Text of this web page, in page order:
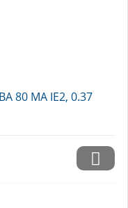
80 MA IE2, 0.37